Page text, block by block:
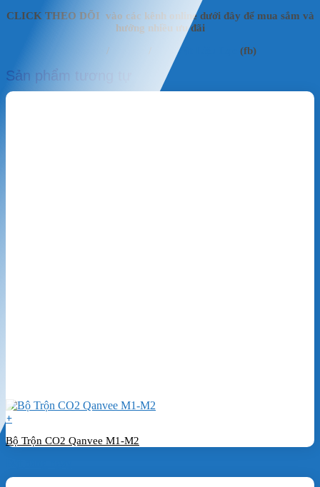
CLICK THEO DÕI vào các kênh online dưới đây để mua sắm và
hưởng nhiều ưu đãi
/ Mai Vật Liệu Lọc (fb)
Sản phẩm tương tự
+
Bộ Trộn CO2 Qanvee M1-M2